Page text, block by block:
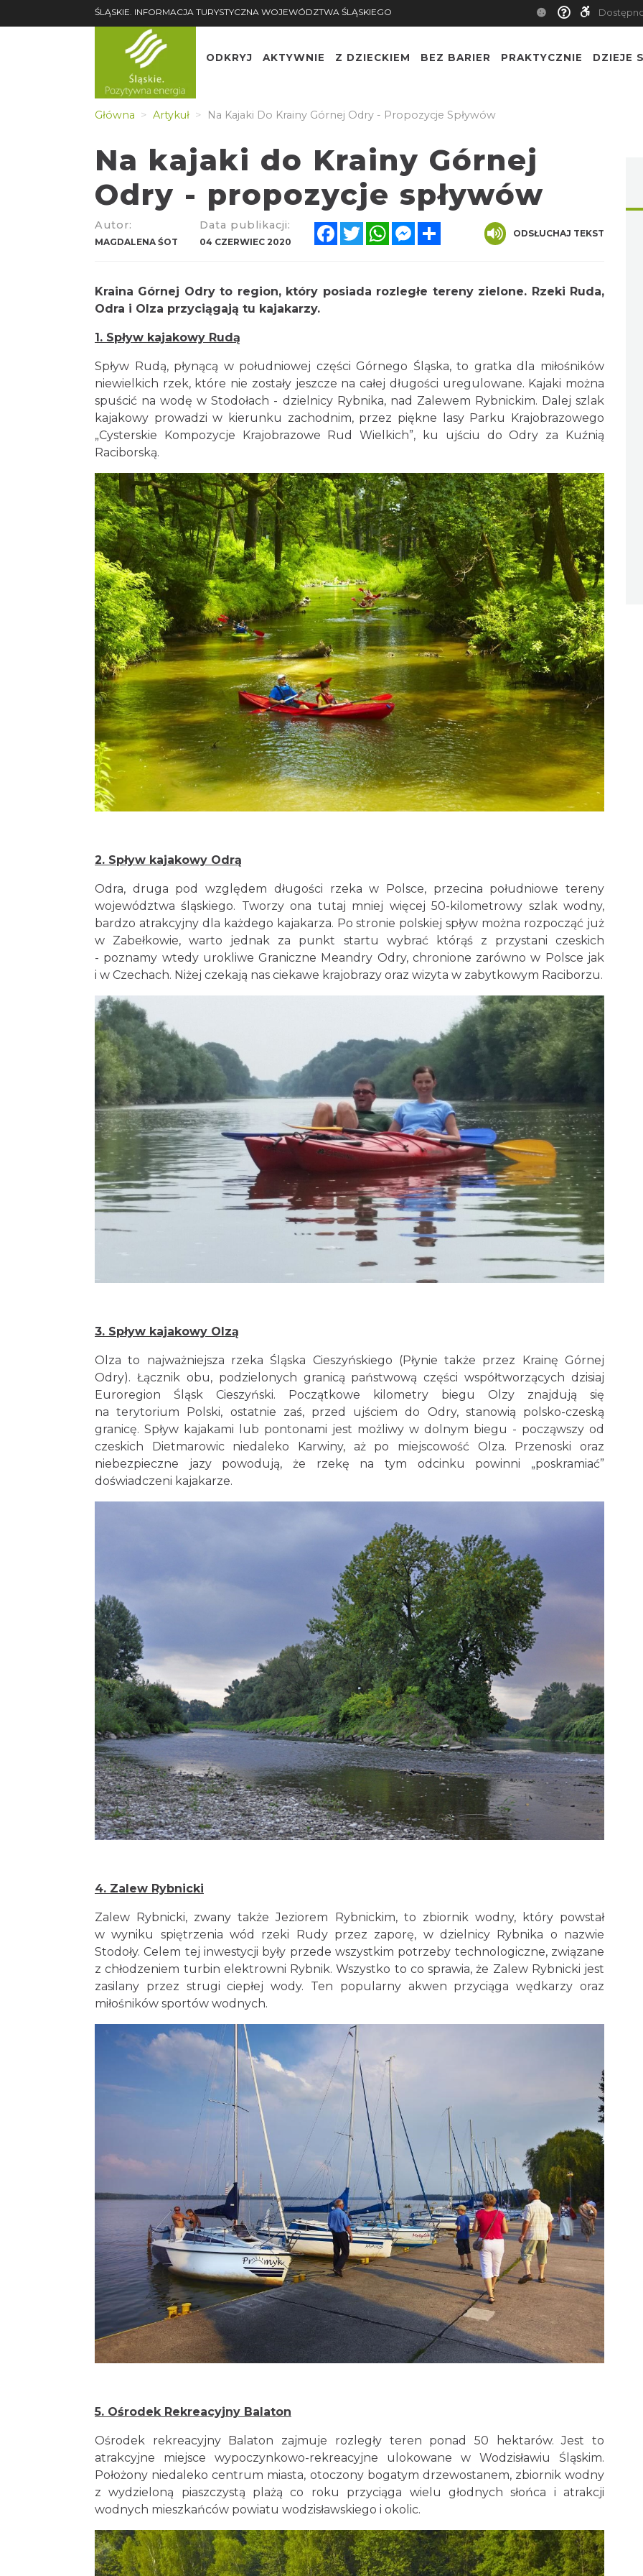
ŚLĄSKIE. INFORMACJA TURYSTYCZNA WOJEWÓDZTWA ŚLĄSKIEGO
ODKRYJ AKTYWNIE Z DZIECKIEM BEZ BARIER PRAKTYCZNIE DZIEJE
Główna Artykuł Na Kajaki Do Krainy Górnej Odry - Propozycje Spływów
Na kajaki do Krainy Górnej
Odry - propozycje spływów
Autor:
MAGDALENA ŚOT
Data publikacji:
04 CZERWIEC 2020
FacebookTwitterWhatsAppMessenger ODSŁUCHAJ TEKST
Kraina Górnej Odry to region, który posiada rozległe tereny zielone. Rzeki Ruda,
Odra i Olza przyciągają tu kajakarzy.
1. Spływ kajakowy Rudą
Spływ Rudą, płynącą w południowej części Górnego Śląska, to gratka dla miłośników
niewielkich rzek, które nie zostały jeszcze na całej długości uregulowane. Kajaki można
spuścić na wodę w Stodołach - dzielnicy Rybnika, nad Zalewem Rybnickim. Dalej szlak
kajakowy prowadzi w kierunku zachodnim, przez piękne lasy Parku Krajobrazowego
„Cysterskie Kompozycje Krajobrazowe Rud Wielkich”, ku ujściu do Odry za Kuźnią
Raciborską.
2. Spływ kajakowy Odrą
Odra, druga pod względem długości rzeka w Polsce, przecina południowe tereny
województwa śląskiego. Tworzy ona tutaj mniej więcej 50-kilometrowy szlak wodny,
bardzo atrakcyjny dla każdego kajakarza. Po stronie polskiej spływ można rozpocząć już
w Zabełkowie, warto jednak za punkt startu wybrać którąś z przystani czeskich
- poznamy wtedy urokliwe Graniczne Meandry Odry, chronione zarówno w Polsce jak
i w Czechach. Niżej czekają nas ciekawe krajobrazy oraz wizyta w zabytkowym Raciborzu.
3. Spływ kajakowy Olzą
Olza to najważniejsza rzeka Śląska Cieszyńskiego (Płynie także przez Krainę Górnej
Odry). Łącznik obu, podzielonych granicą państwową części współtworzących dzisiaj
Euroregion Śląsk Cieszyński. Początkowe kilometry biegu Olzy znajdują się
na terytorium Polski, ostatnie zaś, przed ujściem do Odry, stanowią polsko-czeską
granicę. Spływ kajakami lub pontonami jest możliwy w dolnym biegu - począwszy od
czeskich Dietmarowic niedaleko Karwiny, aż po miejscowość Olza. Przenoski oraz
niebezpieczne jazy powodują, że rzekę na tym odcinku powinni „poskramiać”
doświadczeni kajakarze.
4. Zalew Rybnicki
Zalew Rybnicki, zwany także Jeziorem Rybnickim, to zbiornik wodny, który powstał
w wyniku spiętrzenia wód rzeki Rudy przez zaporę, w dzielnicy Rybnika o nazwie
Stodoły. Celem tej inwestycji były przede wszystkim potrzeby technologiczne, związane
z chłodzeniem turbin elektrowni Rybnik. Wszystko to co sprawia, że Zalew Rybnicki jest
zasilany przez strugi ciepłej wody. Ten popularny akwen przyciąga wędkarzy oraz
miłośników sportów wodnych.
5. Ośrodek Rekreacyjny Balaton
Ośrodek rekreacyjny Balaton zajmuje rozległy teren ponad 50 hektarów. Jest to
atrakcyjne miejsce wypoczynkowo-rekreacyjne ulokowane w Wodzisławiu Śląskim.
Położony niedaleko centrum miasta, otoczony bogatym drzewostanem, zbiornik wodny
z wydzieloną piaszczystą plażą co roku przyciąga wielu głodnych słońca i atrakcji
wodnych mieszkańców powiatu wodzisławskiego i okolic.